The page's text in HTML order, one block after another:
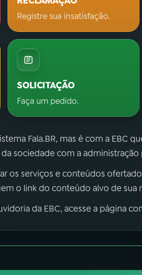
Registre sua insatisfação.
SOLICITAÇÃO
Faça um pedido.
Fala.BR, mas é com a EBC
sociedade com a
os serviços e conteúdos
o link do conteúdo alvo de sua
da EBC, acesse a página